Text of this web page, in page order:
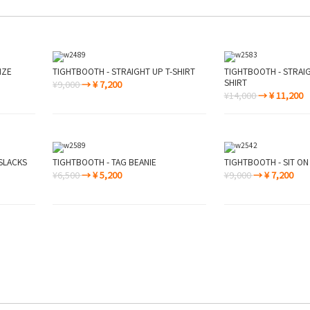
TIGHTBOOTH - STRAIGHT UP T-SHIRT
¥9,000→ ¥ 7,200
TIGHTBOOTH -
SHIRT
¥14,000→ ¥ 11,200
TIGHTBOOTH - TAG BEANIE
¥6,500→ ¥ 5,200
TIGHTBOOTH - SIT
¥9,000→ ¥ 7,200